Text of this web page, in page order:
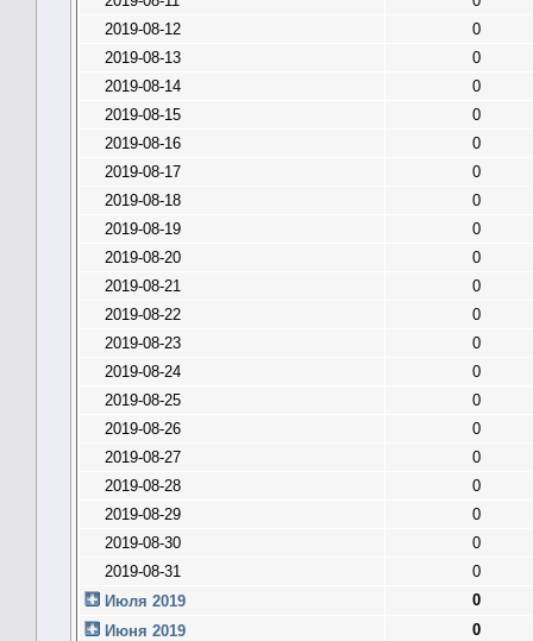
2019-08-12
0
2019-08-13
0
2019-08-14
0
2019-08-15
0
2019-08-16
0
2019-08-17
0
2019-08-18
0
2019-08-19
0
2019-08-20
0
2019-08-21
0
2019-08-22
0
2019-08-23
0
2019-08-24
0
2019-08-25
0
2019-08-26
0
2019-08-27
0
2019-08-28
0
2019-08-29
0
2019-08-30
0
2019-08-31
0
Июля 2019
0
Июня 2019
0